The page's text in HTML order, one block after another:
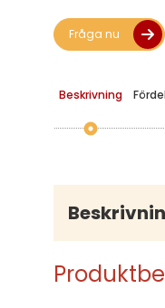
Fråga nu
Beskrivning